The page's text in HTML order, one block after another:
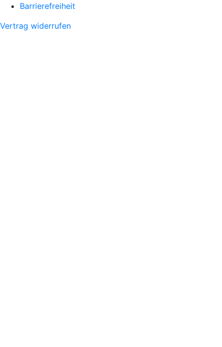
Barrierefreiheit
Vertrag widerrufen